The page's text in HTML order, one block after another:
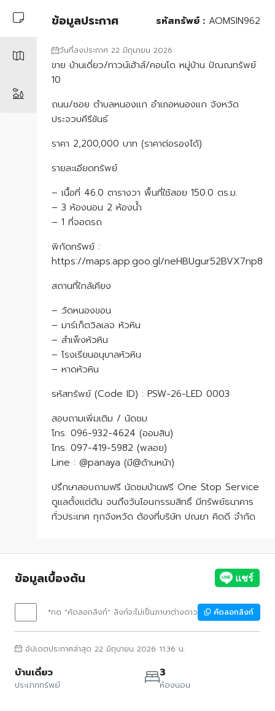
ข้อมูลประกาศ รหัสทรัพย์ : AOMSIN962
วันที่ลงประกาศ 22 มิถุนายน 2026
ขาย บ้านเดี่ยว/ทาวน์เฮ้าส์/คอนโด หมู่บ้าน ปัณณทรัพย์
10
ถนน/ซอย ตำบลหนองแก อำเภอหนองแก จังหวัด
ประจวบคีรีขันธ์
ราคา 2,200,000 บาท (ราคาต่อรองได้)
รายละเอียดทรัพย์
– เนื้อที่ 46.0 ตารางวา พื้นที่ใช้สอย 150.0 ตร.ม.
– 3 ห้องนอน 2 ห้องน้ำ
– 1 ที่จอดรถ
พิกัดทรัพย์ :
https://maps.app.goo.gl/neHBUgur52BVX7np8
สถานที่ใกล้เคียง
– วัดหนองขอน
– มาร์เก็ตวิลเลจ หัวหิน
– สำเพ็งหัวหิน
– โรงเรียนอนุบาลหัวหิน
– หาดหัวหิน
รหัสทรัพย์ (Code ID) : PSW-26-LED 0003
สอบถามเพิ่มเติม / นัดชม
โทร. 096-932-4624 (ออมสิน)
โทร. 097-419-5982 (พลอย)
Line : @panaya (มี@ด้านหน้า)
ปรึกษาสอบถามฟรี นัดชมบ้านฟรี One Stop Service
ดูแลตั้งแต่ต้น จนถึงวันโอนกรรมสิทธิ์ มีทรัพย์ธนาคาร
ทั่วประเทศ ทุกจังหวัด ต้องที่บริษัท ปณยา คิดดี จำกัด
ข้อมูลเบื้องต้น
*กด "คัดลอกลิงก์" ลิงก์จะไม่เป็นภาษาต่างดาว คัดลอกลิงก์
อัปเดตประกาศล่าสุด 22 มิถุนายน 2026 11:36 น.
บ้านเดี่ยว
ประเภททรัพย์
3
ห้องนอน